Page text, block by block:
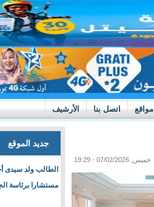
مواقع اتصل بنا الأرشيف
خميس, 07/02/2026 - 19:29
جديد الموقع
الطالب ولد سيدى
مستشارا برئاسة